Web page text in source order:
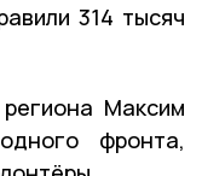
314 тысяч
Максим
фронта,